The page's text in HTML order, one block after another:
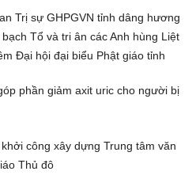
Trị sự GHPGVN tỉnh dâng hương
Tổ và tri ân các Anh hùng Liệt
Đại hội đại biểu Phật giáo tỉnh
phần giảm axit uric cho người bị
công xây dựng Trung tâm văn
Thủ đô